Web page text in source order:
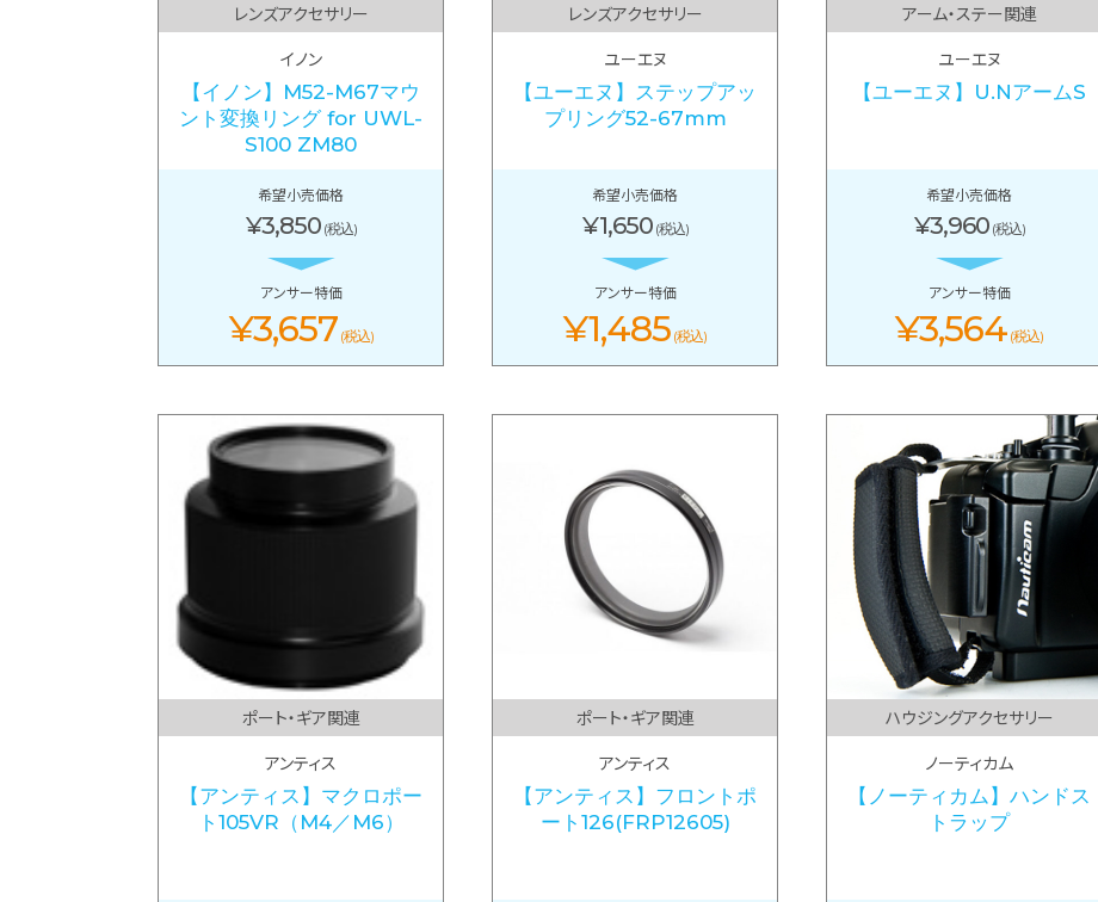
レンズアクセサリー
イノン
【イノン】M52-M67マウ
ント変換リング for UWL-
S100 ZM80
希望小売価格
¥3,850 (税込)
アンサー特価
¥3,657 (税込)
レンズアクセサリー
ユーエヌ
【ユーエヌ】ステップアッ
プリング52-67mm
希望小売価格
¥1,650 (税込)
アンサー特価
¥1,485 (税込)
アーム・ステー関連
ユーエヌ
【ユーエヌ】U.NアームS
希望小売価格
¥3,960 (税込)
アンサー特価
¥3,564 (税込)
ポート・ギア関連
アンティス
【アンティス】マクロポー
ト105VR（M4／M6）
ポート・ギア関連
アンティス
【アンティス】フロントポ
ート126(FRP12605)
ハウジングアクセサリー
ノーティカム
【ノーティカム】ハンドス
トラップ